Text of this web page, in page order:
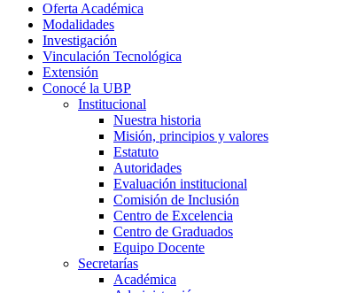
Oferta Académica
Modalidades
Investigación
Vinculación Tecnológica
Extensión
Conocé la UBP
Institucional
Nuestra historia
Misión, principios y valores
Estatuto
Autoridades
Evaluación institucional
Comisión de Inclusión
Centro de Excelencia
Centro de Graduados
Equipo Docente
Secretarías
Académica